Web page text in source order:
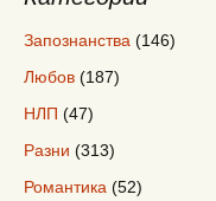
Запознанства (146)
Любов (187)
НЛП (47)
Разни (313)
Романтика (52)